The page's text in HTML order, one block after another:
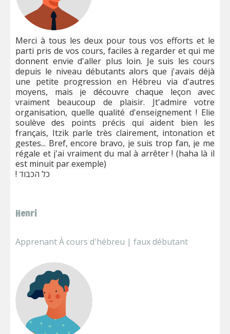
Merci à tous les deux pour tous vos efforts et le
parti pris de vos cours, faciles à regarder et qui me
donnent envie d'aller plus loin. Je suis les cours
depuis le niveau débutants alors que j'avais déjà
une petite progression en Hébreu via d'autres
moyens, mais je découvre chaque leçon avec
vraiment beaucoup de plaisir. Jt'admire votre
organisation, quelle qualité d'enseignement ! Elie
soulève des points précis qui aident bien les
français, Itzik parle très clairement, intonation et
gestes... Bref, encore bravo, je suis trop fan, je me
régale et j'ai vraiment du mal à arrêter ! (haha là il
est minuit par exemple)
! כל הכבוד
Henri
Apprenant À cours d'hébreu | faux débutant